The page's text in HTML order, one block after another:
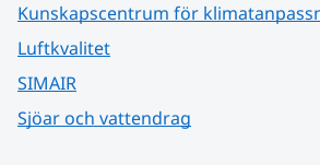
Kunskapscentrum för
Luftkvalitet
SIMAIR
Sjöar och vattendrag